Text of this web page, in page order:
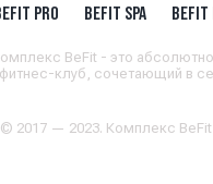
PRO BEFIT SPA BEFIT
BeFit - это
клуб, сочетающий в
2017 — 2023. Комплекс